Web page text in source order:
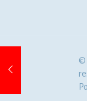
©